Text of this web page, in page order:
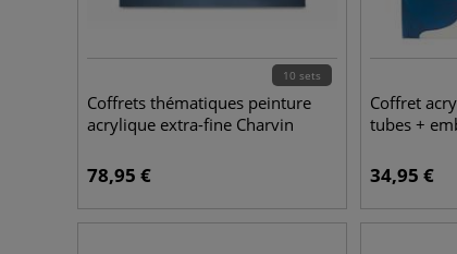
10 sets
Coffrets thématiques peinture
acrylique extra-fine Charvin
78,95 €
Coffret
tubes +
34,95 €